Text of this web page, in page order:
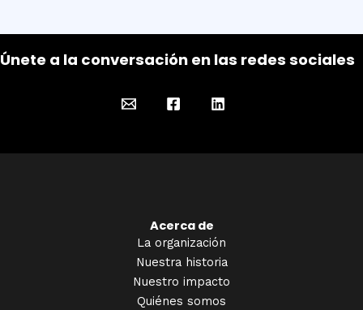
Únete a la conversación en las redes sociales
Acerca de
La organización
Nuestra historia
Nuestro impacto
Quiénes somos